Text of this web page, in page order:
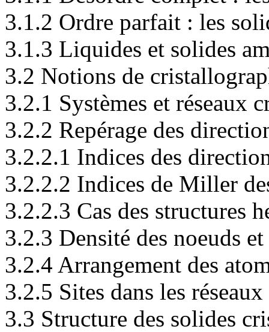
3.1.2 Ordre parfait : les
3.1.3 Liquides et solides
3.2 Notions de
3.2.1 Systèmes et réseaux
3.2.2 Repérage des
3.2.2.1 Indices des
3.2.2.2 Indices de Miller
3.2.2.3 Cas des structures
3.2.3 Densité des noeuds
3.2.4 Arrangement des
3.2.5 Sites dans les
3.3 Structure des solides